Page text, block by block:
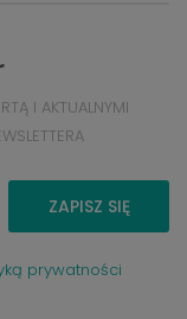
I AKTUALNYMI
ZAPISZ SIĘ
prywatności